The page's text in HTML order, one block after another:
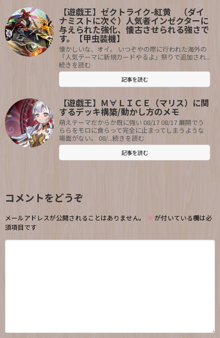
【遊戯王】ゼクトライク-紅黄 （ダイ
ナミストに次ぐ）人気者インゼクターに
与えられた強化、懐古させられる強さで
す。【甲虫装機】
懐かしいな、オイ。 いつぞやの際に行われた海外の
「人気テーマに新規カードやるよ」祭りで追加され...
続きを読む
記事を読む
【遊戯王】Ｍ∀ＬＩＣＥ（マリス）に関
するデッキ構築/動かし方のメモ
萌えテーマだからか既に強い 08/17 08/17 展開でう
ららをモロに食らって完全に止まってしまうような
場面がない。 08/...続きを読む
記事を読む
コメントをどうぞ
メールアドレスが公開されることはありません。 ※ が付いている欄は必
須項目です